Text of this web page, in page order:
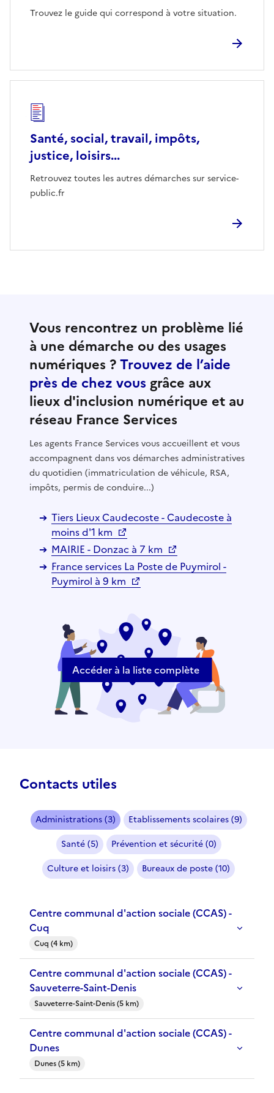
Trouvez le guide qui correspond à votre situation.
Santé, social, travail, impôts,
justice, loisirs...
Retrouvez toutes les autres démarches sur service-
public.fr
Vous rencontrez un problème lié
à une démarche ou des usages
numériques ?Trouvez de l’aide
près de chez vous grâce aux
lieux d'inclusion numérique et au
réseau France Services
Les agents France Services vous accueillent et vous
accompagnent dans vos démarches administratives
du quotidien (immatriculation de véhicule, RSA,
impôts, permis de conduire...)
Tiers Lieux Caudecoste - Caudecoste à
moins d'1 km
MAIRIE - Donzac à 7 km
France services La Poste de Puymirol -
Puymirol à 9 km
Accéder à la liste complète
Contacts utiles
Administrations (3)
Etablissements scolaires (9)
Santé (5)
Prévention et sécurité (0)
Culture et loisirs (3)
Bureaux de poste (10)
Centre communal d'action sociale (CCAS) -
Cuq
Cuq (4 km)
Centre communal d'action sociale (CCAS) -
Sauveterre-Saint-Denis
Sauveterre-Saint-Denis (5 km)
Centre communal d'action sociale (CCAS) -
Dunes
Dunes (5 km)